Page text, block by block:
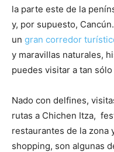
la parte este de la
y, por supuesto,
un gran corredor
y maravillas naturales,
puedes visitar a tan
Nado con delfines,
rutas a Chichen Itza,
restaurantes de la zona
shopping, son algunas